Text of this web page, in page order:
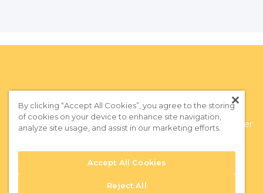
Privacy Policy |Terms of Use | Subscribe to our Newsletter
By clicking “Accept All Cookies”, you agree to the storing
of cookies on your device to enhance site navigation,
analyze site usage, and assist in our marketing efforts.
Accept All Cookies
Reject All